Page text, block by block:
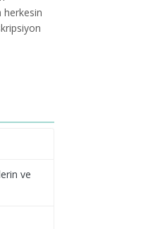
herkesin
ve